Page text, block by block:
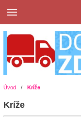
Úvod / Kríže
Kríže